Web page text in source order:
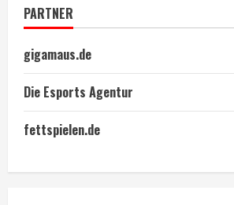
PARTNER
gigamaus.de
Die Esports Agentur
fettspielen.de